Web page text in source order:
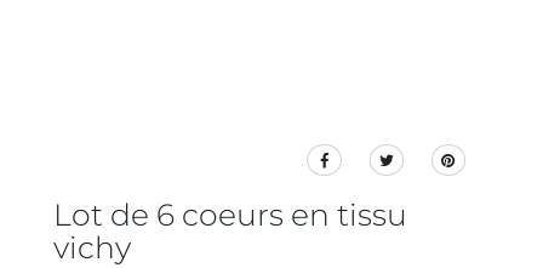
Lot de 6 coeurs en tissu
vichy